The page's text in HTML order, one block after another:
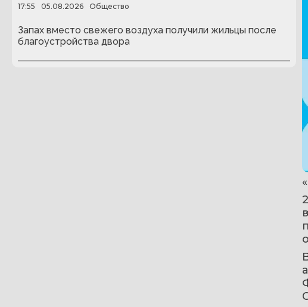
17:55 05.08.2026 Общество
Запах вместо свежего воздуха получили жильцы после
благоустройства двора